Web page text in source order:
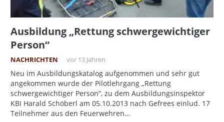
Ausbildung „Rettung schwergewichtiger
Person“
NACHRICHTEN vor 13 Jahren
Neu im Ausbildungskatalog aufgenommen und sehr gut
angekommen wurde der Pilotlehrgang „Rettung
schwergewichtiger Person“, zu dem Ausbildungsinspektor
KBI Harald Schöberl am 05.10.2013 nach Gefrees einlud. 17
Teilnehmer aus den Feuerwehren…